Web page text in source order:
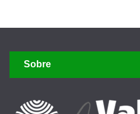
Sobre